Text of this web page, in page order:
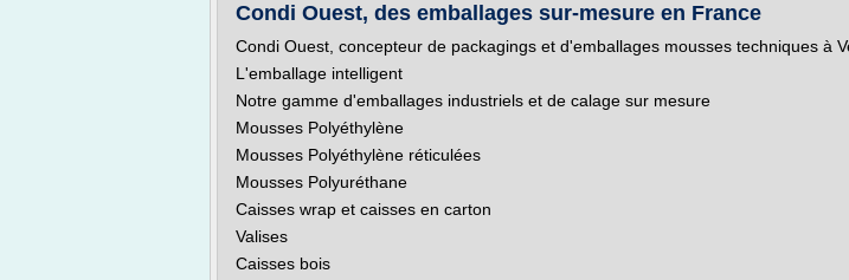
Condi Ouest, des emballages sur-mesure en France
Condi Ouest, concepteur de packagings et d'emballages mousses techniques à
L'emballage intelligent
Notre gamme d'emballages industriels et de calage sur mesure
Mousses Polyéthylène
Mousses Polyéthylène réticulées
Mousses Polyuréthane
Caisses wrap et caisses en carton
Valises
Caisses bois